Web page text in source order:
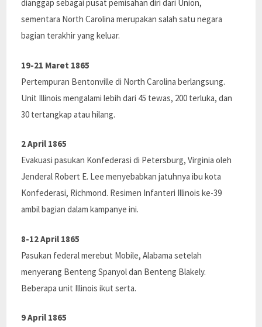
dianggap sebagai pusat pemisahan diri dari Union,
sementara North Carolina merupakan salah satu negara
bagian terakhir yang keluar.
19-21 Maret 1865
Pertempuran Bentonville di North Carolina berlangsung.
Unit Illinois mengalami lebih dari 45 tewas, 200 terluka, dan
30 tertangkap atau hilang.
2 April 1865
Evakuasi pasukan Konfederasi di Petersburg, Virginia oleh
Jenderal Robert E. Lee menyebabkan jatuhnya ibu kota
Konfederasi, Richmond. Resimen Infanteri Illinois ke-39
ambil bagian dalam kampanye ini.
8-12 April 1865
Pasukan federal merebut Mobile, Alabama setelah
menyerang Benteng Spanyol dan Benteng Blakely.
Beberapa unit Illinois ikut serta.
9 April 1865